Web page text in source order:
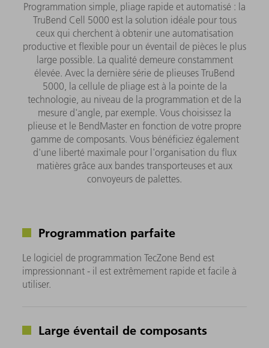
Programmation simple, pliage rapide et automatisé : la
TruBend Cell 5000 est la solution idéale pour tous
ceux qui cherchent à obtenir une automatisation
productive et flexible pour un éventail de pièces le plus
large possible. La qualité demeure constamment
élevée. Avec la dernière série de plieuses TruBend
5000, la cellule de pliage est à la pointe de la
technologie, au niveau de la programmation et de la
mesure d'angle, par exemple. Vous choisissez la
plieuse et le BendMaster en fonction de votre propre
gamme de composants. Vous bénéficiez également
d'une liberté maximale pour l'organisation du flux
matières grâce aux bandes transporteuses et aux
convoyeurs de palettes.
Programmation parfaite
Le logiciel de programmation TecZone Bend est
impressionnant - il est extrêmement rapide et facile à
utiliser.
Large éventail de composants